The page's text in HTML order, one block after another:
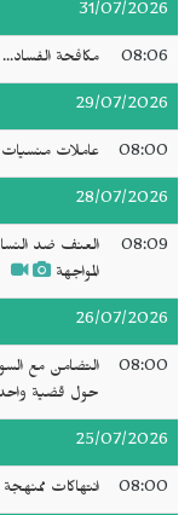
31/07/2026
08:06 مكافحة الفساد...
29/07/2026
08:00 عاملات منسيات
28/07/2026
08:09
العنف ضد
المواجهة
26/07/2026
08:00
التضامن مع
حول قضية
25/07/2026
08:00 انتهاكات